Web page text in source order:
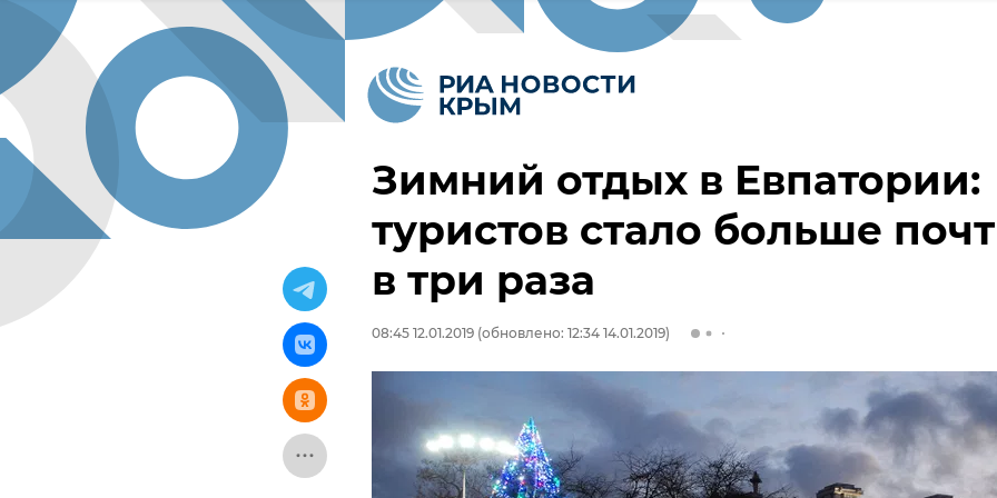
Зимний отдых в Евпатории:
туристов стало больше
в три раза
08:45 12.01.2019 (обновлено: 12:34 14.01.2019)